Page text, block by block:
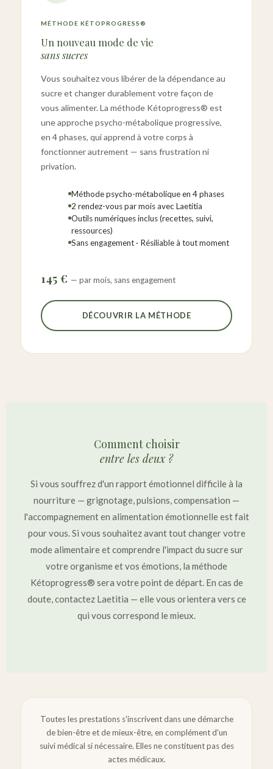
MÉTHODE KÉTOPROGRESS®
Un nouveau mode de vie
sans sucres
Vous souhaitez vous libérer de la dépendance au
sucre et changer durablement votre façon de
vous alimenter. La méthode Kétoprogress® est
une approche psycho-métabolique progressive,
en 4 phases, qui apprend à votre corps à
fonctionner autrement — sans frustration ni
privation.
Méthode psycho-métabolique en 4 phases
2 rendez-vous par mois avec Laetitia
Outils numériques inclus (recettes, suivi,
ressources)
Sans engagement · Résiliable à tout moment
145 € — par mois, sans engagement
DÉCOUVRIR LA MÉTHODE
Comment choisir
entre les deux ?
Si vous souffrez d'un rapport émotionnel difficile à la
nourriture — grignotage, pulsions, compensation —
l'accompagnement en alimentation émotionnelle est fait
pour vous. Si vous souhaitez avant tout changer votre
mode alimentaire et comprendre l'impact du sucre sur
votre organisme et vos émotions, la méthode
Kétoprogress® sera votre point de départ. En cas de
doute, contactez Laetitia — elle vous orientera vers ce
qui vous correspond le mieux.
Toutes les prestations s'inscrivent dans une démarche
de bien-être et de mieux-être, en complément d'un
suivi médical si nécessaire. Elles ne constituent pas des
actes médicaux.